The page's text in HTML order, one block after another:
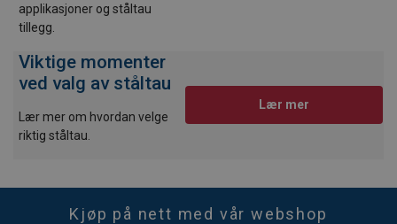
applikasjoner og ståltau
tillegg.
Viktige momenter
ved valg av ståltau
Lær mer om hvordan velge
riktig ståltau.
Lær mer
Kjøp på nett med vår webshop